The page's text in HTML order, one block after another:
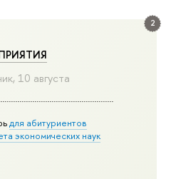
2
10 августа
для абитуриентов
экономических наук